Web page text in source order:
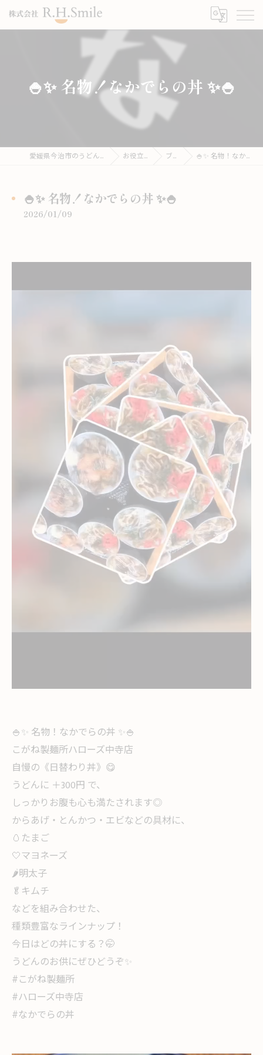
🍚✨ 名物！なかでらの丼 ✨🍚
愛媛県今治市のうどんならこがね製麺所 お役立ち情報 ブログ 🍚✨ 名物！なかでらの丼 ✨🍚
🍚✨ 名物！なかでらの丼 ✨🍚
2026/01/09
🍚✨ 名物！なかでらの丼 ✨🍚
こがね製麺所ハローズ中寺店
自慢の《日替わり丼》😋
うどんに ＋300円 で、
しっかりお腹も心も満たされます◎
からあげ・とんかつ・エビなどの具材に、
🥚たまご
🤍マヨネーズ
🌶明太子
🥬キムチ
などを組み合わせた、
種類豊富なラインナップ！
今日はどの丼にする？🤭
うどんのお供にぜひどうぞ✨
#こがね製麺所
#ハローズ中寺店
#なかでらの丼